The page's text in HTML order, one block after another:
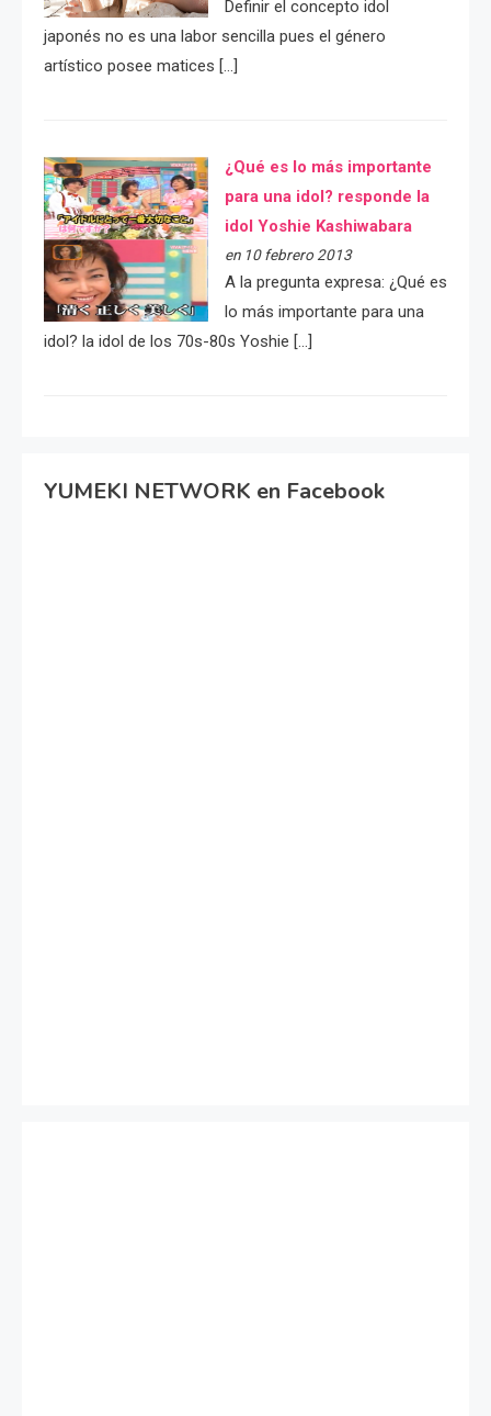
Definir el concepto idol
japonés no es una labor sencilla pues el género
artístico posee matices […]
¿Qué es lo más importante
para una idol? responde la
idol Yoshie Kashiwabara
en 10 febrero 2013
A la pregunta expresa: ¿Qué es
lo más importante para una
idol? la idol de los 70s-80s Yoshie […]
YUMEKI NETWORK en Facebook